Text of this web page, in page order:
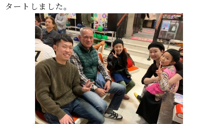
タートしました。